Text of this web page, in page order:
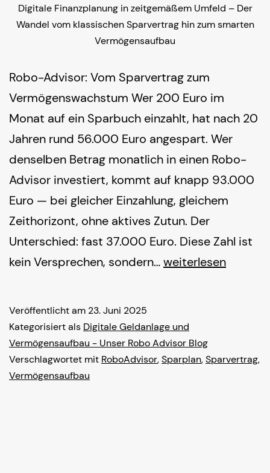
Digitale Finanzplanung in zeitgemäßem Umfeld – Der
Wandel vom klassischen Sparvertrag hin zum smarten
Vermögensaufbau
Robo-Advisor: Vom Sparvertrag zum
Vermögenswachstum Wer 200 Euro im
Monat auf ein Sparbuch einzahlt, hat nach 20
Jahren rund 56.000 Euro angespart. Wer
denselben Betrag monatlich in einen Robo-
Advisor investiert, kommt auf knapp 93.000
Euro — bei gleicher Einzahlung, gleichem
Zeithorizont, ohne aktives Zutun. Der
Unterschied: fast 37.000 Euro. Diese Zahl ist
kein Versprechen, sondern…Vom
weiterlesen
Veröffentlicht am 23. Juni 2025
Kategorisiert als Digitale Geldanlage und
Vermögensaufbau - Unser Robo Advisor Blog
Verschlagwortet mit RoboAdvisor,Sparplan,Sparvertrag,
Vermögensaufbau